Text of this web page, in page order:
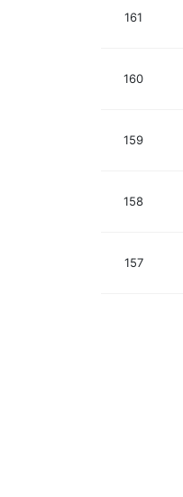
161
160
159
158
157